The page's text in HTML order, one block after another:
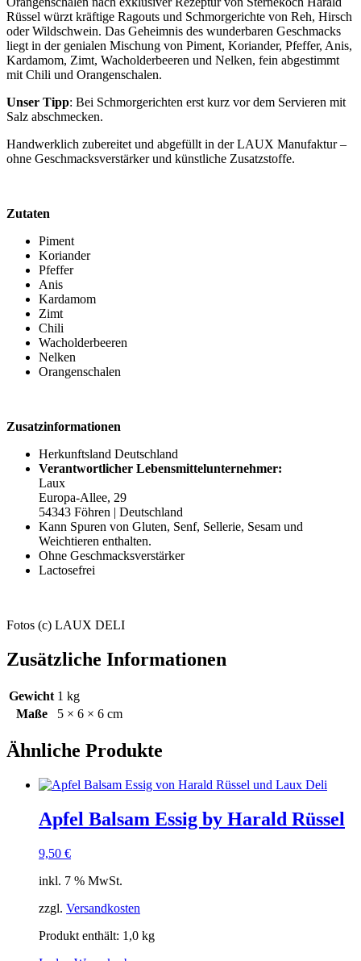
Rüssel würzt kräftige Ragouts und Schmorgerichte von Reh, Hirsch
oder Wildschwein. Das Geheimnis des wunderbaren Geschmacks
liegt in der genialen Mischung von Piment, Koriander, Pfeffer, Anis,
Kardamom, Zimt, Wacholderbeeren und Nelken, fein abgestimmt
mit Chili und Orangenschalen.
Unser Tipp: Bei Schmorgerichten erst kurz vor dem Servieren mit
Salz abschmecken.
Handwerklich zubereitet und abgefüllt in der LAUX Manufaktur –
ohne Geschmacksverstärker und künstliche Zusatzstoffe.
Zutaten
Piment
Koriander
Pfeffer
Anis
Kardamom
Zimt
Chili
Wacholderbeeren
Nelken
Orangenschalen
Zusatzinformationen
Herkunftsland Deutschland
Verantwortlicher Lebensmittelunternehmer:
Laux
Europa-Allee, 29
54343 Föhren | Deutschland
Kann Spuren von Gluten, Senf, Sellerie, Sesam und
Weichtieren enthalten.
Ohne Geschmacksverstärker
Lactosefrei
Fotos (c) LAUX DELI
Zusätzliche Informationen
Gewicht 1 kg
Maße
5 × 6 × 6 cm
Ähnliche Produkte
Apfel Balsam Essig by Harald Rüssel
9,50 €
inkl. 7 % MwSt.
zzgl. Versandkosten
Produkt enthält: 1,0 kg